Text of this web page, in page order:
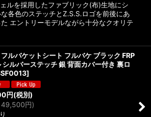
ルを採用したファブリック(布)生地にシ
な各色のステッチとZ.S.S.ロゴを前後にあ
た エントリーモデルながら十分なクオリテ
ルバケットシート フルバケ ブラック FRP
シルバーステッチ 銀 背面カバー付き 裏ロ
]
円(税別)
49,500円)